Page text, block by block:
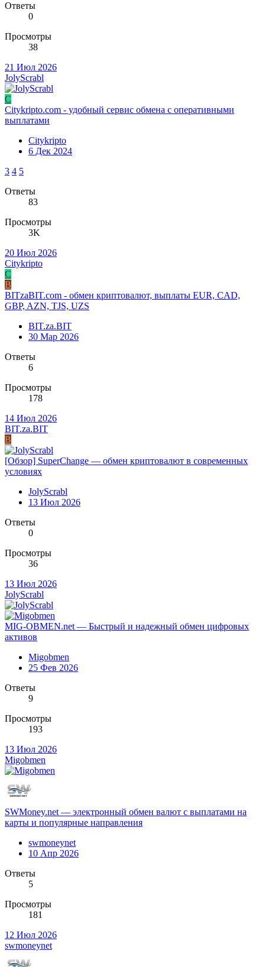
Ответы
0
Просмотры
38
21 Июл 2026
JolyScrabl
C
Citykripto.com - удобный сервис обмена с оперативными
выплатами
Citykripto
6 Дек 2024
3 4 5
Ответы
83
Просмотры
3K
20 Июл 2026
Citykripto
C
B
BITzaBIT.com - обмен криптовалют, выплаты EUR, CAD,
GBP, AZN, TJS, UZS
BIT.za.BIT
30 Мар 2026
Ответы
6
Просмотры
178
14 Июл 2026
BIT.za.BIT
B
[Обзор] SuperChange — обмен криптовалют в современных
условиях
JolyScrabl
13 Июл 2026
Ответы
0
Просмотры
36
13 Июл 2026
JolyScrabl
MIG-OBMEN.net — Быстрый и надежный обмен цифровых
активов
Migobmen
25 Фев 2026
Ответы
9
Просмотры
193
13 Июл 2026
Migobmen
SWMoney.net — электронный обмен валют с выплатами на
карты и популярные направления
swmoneynet
10 Апр 2026
Ответы
5
Просмотры
181
12 Июл 2026
swmoneynet